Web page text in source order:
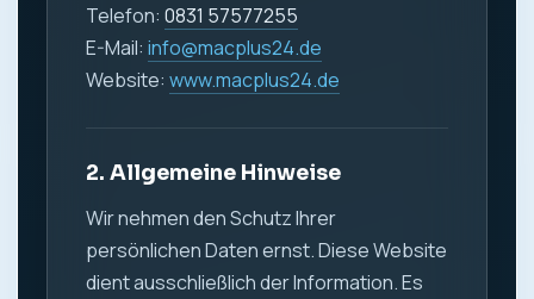
Telefon: 0831 57577255
E-Mail: info@macplus24.de
Website: www.macplus24.de
2. Allgemeine Hinweise
Wir nehmen den Schutz Ihrer
persönlichen Daten ernst. Diese Website
dient ausschließlich der Information. Es